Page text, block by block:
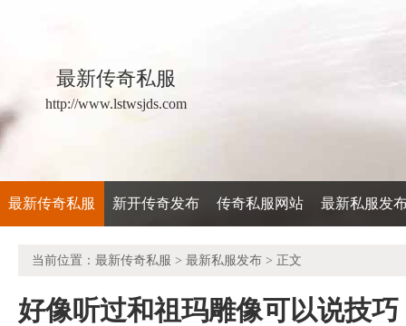
最新传奇私服
http://www.lstwsjds.com
最新传奇私服 新开传奇发布 传奇私服网站 最新私服发
当前位置： 最新传奇私服 > 最新私服发布 > 正文
好像听过和祖玛雕像可以说技巧